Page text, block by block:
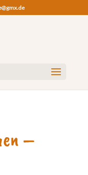
–